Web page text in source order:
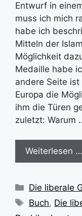
Entwurf in
muss ich mich
habe ich
Mitteln der
Möglichkeit
Medaille habe
andere Seite
Europa die
ihm die Türen
zuletzt: Warum
Weiterlesen …
Kategorien
Die liberale
Buch, Die